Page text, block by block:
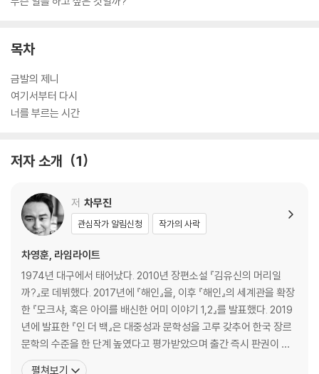
목차
금발의 제니
여기서부터 다시
너를 부르는 시간
저자 소개 1
저 차무진
관심작가 알림신청 작가의 사락
차영훈, 라임라이트
1974년 대구에서 태어났다. 2010년 장편소설 『김유신의 머리일
까?』로 데뷔했다. 2017년에 『해인』을, 이후 『해인』의 세계관을 확장
한 『모크샤, 혹은 아이를 배신한 어미 이야기 1,2』를 발표했다. 2019
년에 발표한 『인 더 백』은 대중성과 문학성을 고루 갖추어 한국 장르
문학의 수준을 한 단계 높였다고 평가받았으며 출간 즉시 판권이 계
약되었다. 그 외 『좀비 썰록』(공저), 『당신의 떡볶이로부터』(공저)
펼쳐보기